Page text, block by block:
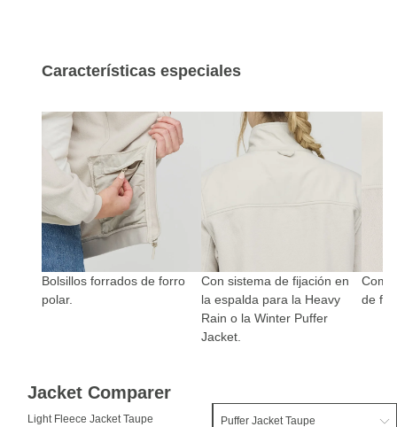
Características especiales
Bolsillos forrados de forro
polar.
Con sistema de fijación en
la espalda para la Heavy
Rain o la Winter Puffer
Jacket.
de
Jacket Comparer
Light Fleece Jacket Taupe